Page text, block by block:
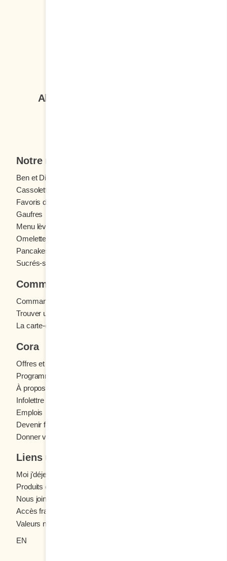
Abonnez-vous à notre infolettre
Notre menu
Ben et Dictine
Cassolettes
Favoris des ados
Gaufres
Menu lève-tôt
Omelettes et Crêpomelettes
Pancakes
Sucrés-salés
Commander
Commande en ligne
Trouver un restaurant
La carte-cadeau Cora
Cora
Offres et concours
Programme fidélité Cora
À propos des restaurants Cora
Infolettre Cora
Emplois
Devenir franchisé
Donner votre avis
Liens utiles
Moi j'déjeune (Blogue)
Produits d'épicerie
Nous joindre
Accès franchisés
Valeurs nutritives
EN